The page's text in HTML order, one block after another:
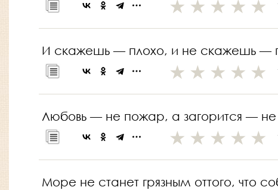
И скажешь — плохо, и не скажешь —
Любовь — не пожар, а загорится —
Море не станет грязным оттого, что